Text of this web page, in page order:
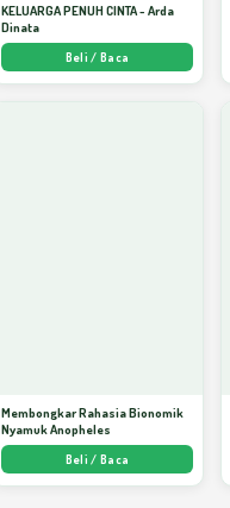
KELUARGA PENUH CINTA - Arda
Dinata
Beli / Baca
Membongkar Rahasia Bionomik
Nyamuk Anopheles
Beli / Baca